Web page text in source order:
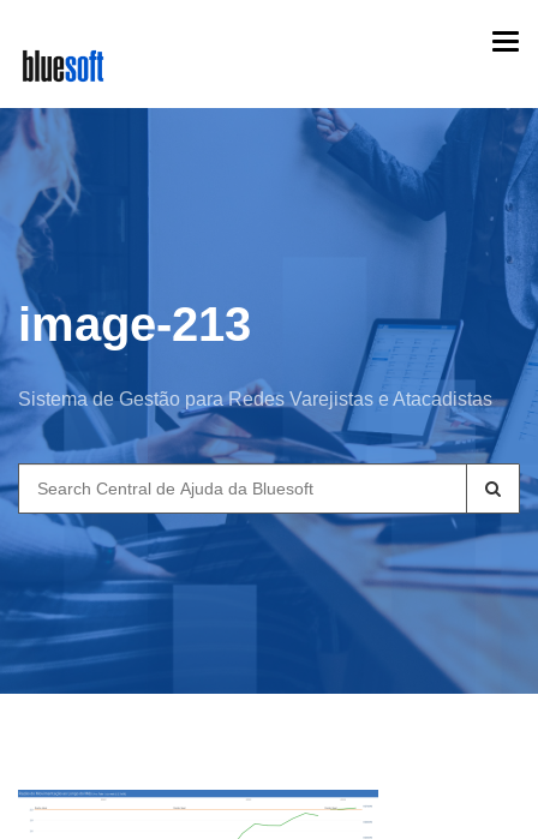
main
content
image-213
Sistema de Gestão para Redes Varejistas e Atacadistas
Search
for: